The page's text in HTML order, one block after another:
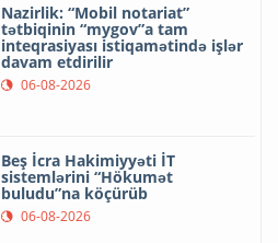
Nazirlik: “Mobil notariat”
tətbiqinin “mygov”a tam
inteqrasiyası istiqamətində işlər
davam etdirilir
06-08-2026
Beş İcra Hakimiyyəti İT
sistemlərini “Hökumət
buludu”na köçürüb
06-08-2026